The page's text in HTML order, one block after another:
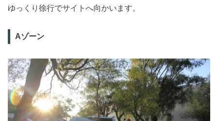
ゆっくり徐行でサイトへ向かいます。
Aゾーン